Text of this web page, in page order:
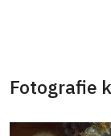
Fotografie